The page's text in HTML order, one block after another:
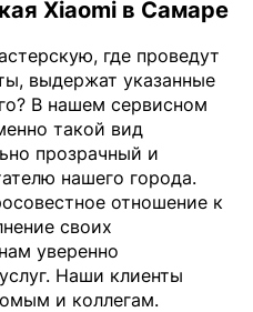
Xiaomi в Самаре
где проведут
выдержат указанные
В нашем сервисном
такой вид
прозрачный и
нашего города.
отношение к
своих
уверенно
Наши клиенты
и коллегам.